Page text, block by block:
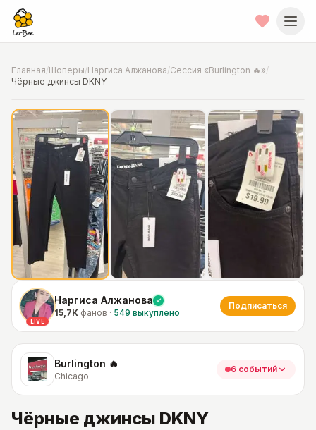
Главная/Шоперы/Наргиса Алжанова/Сессия «Burlington 🔥»/
Чёрные джинсы DKNY
📍Фото от шопера·Chicago
LIVE
Наргиса Алжанова
15,7K фанов · 549 выкуплено
Подписаться
Burlington 🔥
Chicago
6 событий
Чёрные джинсы DKNY